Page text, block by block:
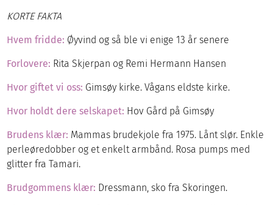
KORTE FAKTA
Hvem fridde: Øyvind og så ble vi enige 13 år senere
Forlovere: Rita Skjerpan og Remi Hermann Hansen
Hvor giftet vi oss: Gimsøy kirke. Vågans eldste kirke.
Hvor holdt dere selskapet: Hov Gård på Gimsøy
Brudens klær: Mammas brudekjole fra 1975. Lånt slør. Enkle
perleøredobber og et enkelt armbånd. Rosa pumps med
glitter fra Tamari.
Brudgommens klær: Dressmann, sko fra Skoringen.